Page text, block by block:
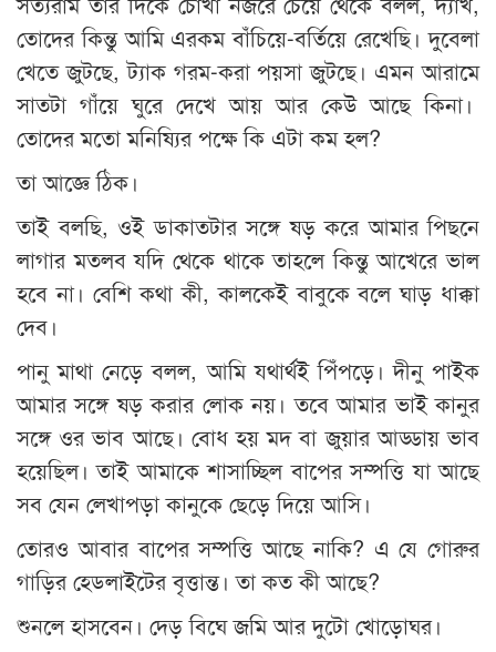
তোদের কিন্তু আমি এরকম বাঁচিয়ে-বর্তিয়ে রেখেছি। দুবেলা
খেতে জুটছে, ট্যাক গরম-করা পয়সা জুটছে। এমন আরামে
সাতটা গাঁয়ে ঘুরে দেখে আয় আর কেউ আছে কিনা।
তোদের মতো মনিষ্যির পক্ষে কি এটা কম হল?
তা আজ্ঞে ঠিক।
তাই বলছি, ওই ডাকাতটার সঙ্গে ষড় করে আমার পিছনে
লাগার মতলব যদি থেকে থাকে তাহলে কিন্তু আখেরে ভাল
হবে না। বেশি কথা কী, কালকেই বাবুকে বলে ঘাড় ধাক্কা
দেব।
পানু মাথা নেড়ে বলল, আমি যথার্থই পিঁপড়ে। দীনু পাইক
আমার সঙ্গে ষড় করার লোক নয়। তবে আমার ভাই কানুর
সঙ্গে ওর ভাব আছে। বোধ হয় মদ বা জুয়ার আড্ডায় ভাব
হয়েছিল। তাই আমাকে শাসাচ্ছিল বাপের সম্পত্তি যা আছে
সব যেন লেখাপড়া কানুকে ছেড়ে দিয়ে আসি।
তোরও আবার বাপের সম্পত্তি আছে নাকি? এ যে গোরুর
গাড়ির হেডলাইটের বৃত্তান্ত। তা কত কী আছে?
শুনলে হাসবেন। দেড় বিঘে জমি আর দুটো খোড়োঘর।